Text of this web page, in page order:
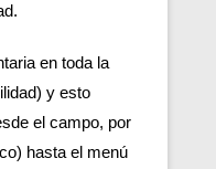
en toda la
y esto
el campo, por
hasta el menú